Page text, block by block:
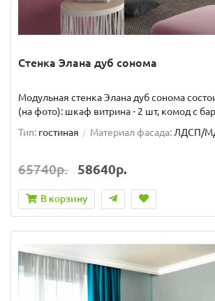
Стенка Элана дуб сонома
Модульная стенка Элана дуб сонома
(на фото): шкаф витрина - 2 шт, комод с
Тип: гостиная Материал фасада: ЛДСП/
65740р. 58640р.
В корзину